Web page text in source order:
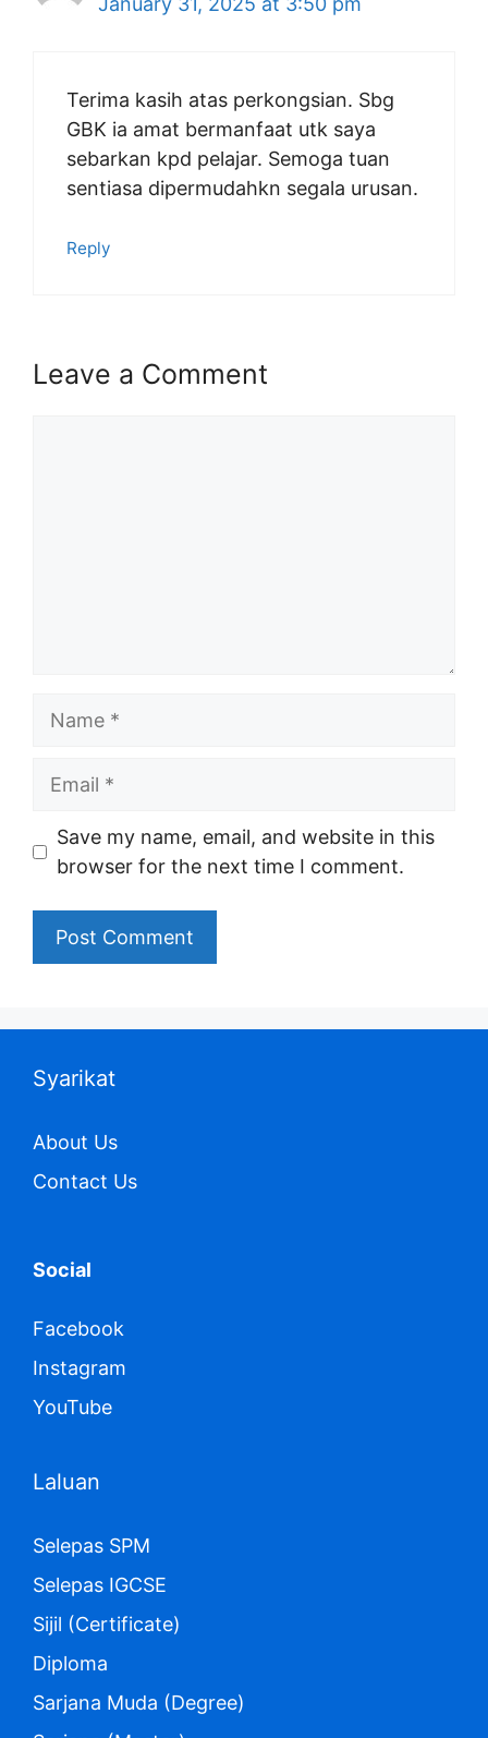
Terima kasih atas perkongsian. Sbg
GBK ia amat bermanfaat utk saya
sebarkan kpd pelajar. Semoga tuan
sentiasa dipermudahkn segala urusan.
Reply
Leave a Comment
Save my name, email, and website in this
browser for the next time I comment.
Syarikat
About Us
Contact Us
Social
Facebook
Instagram
YouTube
Laluan
Selepas SPM
Selepas IGCSE
Sijil (Certificate)
Diploma
Sarjana Muda (Degree)